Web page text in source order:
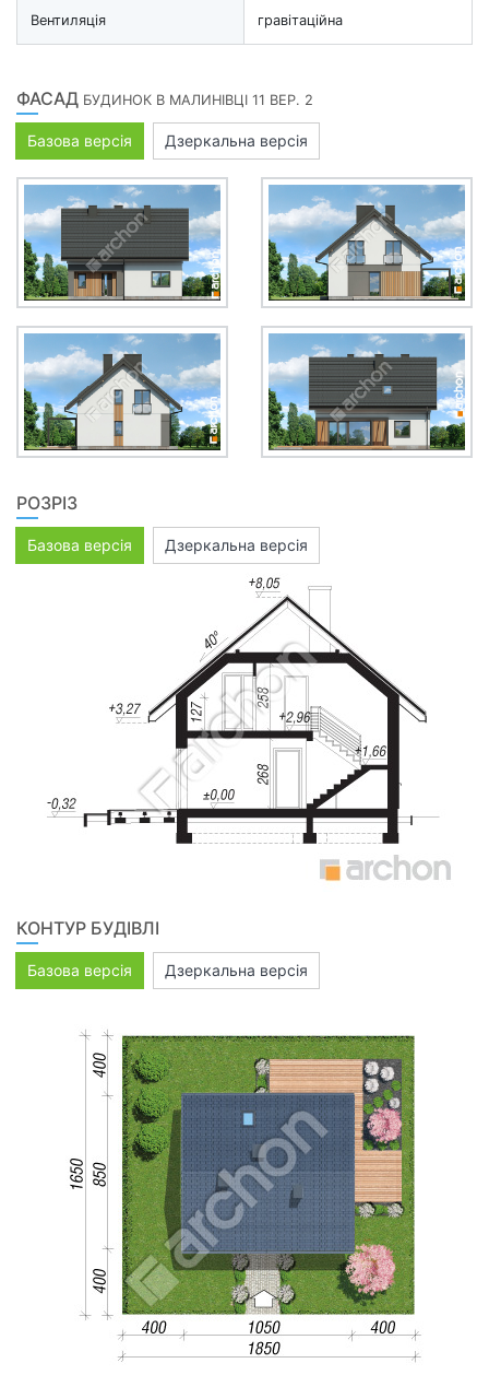
Вентиляція гравітаційна
ФАСАД БУДИНОК В МАЛИНІВЦІ 11 ВЕР. 2
Базова версія Дзеркальна версія
РОЗРІЗ
Базова версія Дзеркальна версія
КОНТУР БУДІВЛІ
Базова версія Дзеркальна версія